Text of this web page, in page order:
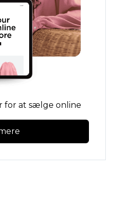
for at sælge online